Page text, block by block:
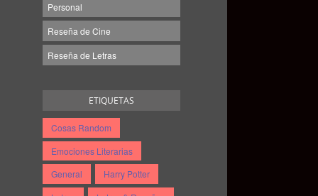
Personal
Reseña de Cine
Reseña de Letras
ETIQUETAS
Cosas Random
Emociones Literarias
General
Harry Potter